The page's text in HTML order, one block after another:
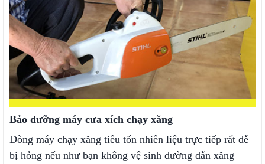
Bảo dưỡng máy cưa xích chạy xăng
Dòng máy chạy xăng tiêu tốn nhiên liệu trực tiếp rất dễ
bị hỏng nếu như bạn không vệ sinh đường dẫn xăng